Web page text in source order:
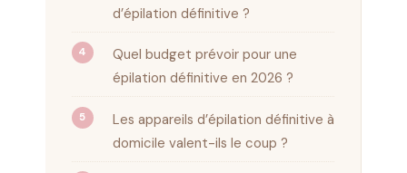
d’épilation définitive ?
Quel budget prévoir pour une
épilation définitive en 2026 ?
Les appareils d’épilation définitive à
domicile valent-ils le coup ?